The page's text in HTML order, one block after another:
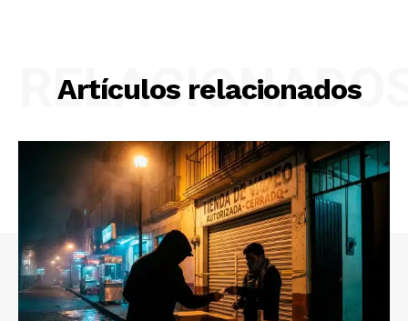
Artículos relacionados